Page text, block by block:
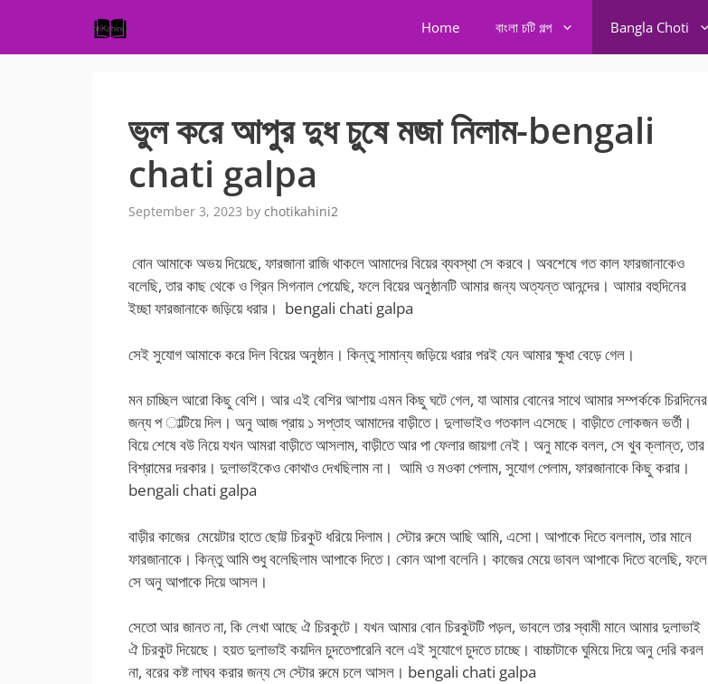
content
Home বাংলা চটি গল্প Bangla Choti
ভুল করে আপুর দুধ চুষে মজা নিলাম-bengali
chati galpa
September 3, 2023 by chotikahini2
বোন আমাকে অভয় দিয়েছে, ফারজানা রাজি থাকলে আমাদের বিয়ের ব্যবস্থা সে করবে। অবশেষে গত কাল ফারজানাকেও
বলেছি, তার কাছ থেকে ও গ্রিন সিগনাল পেয়েছি, ফলে বিয়ের অনুষ্ঠানটি আমার জন্য অত্যন্ত আনন্দের। আমার বহুদিনের
ইচ্ছা ফারজানাকে জড়িয়ে ধরার। bengali chati galpa
সেই সুযোগ আমাকে করে দিল বিয়ের অনুষ্ঠান। কিন্তু সামান্য জড়িয়ে ধরার পরই যেন আমার ক্ষুধা বেড়ে গেল।
মন চাচ্ছিল আরো কিছু বেশি। আর এই বেশির আশায় এমন কিছু ঘটে গেল, যা আমার বোনের সাথে আমার সম্পর্ককে চিরদিনের
জন্য প াল্টিয়ে দিল। অনু আজ প্রায় ১ সপ্তাহ আমাদের বাড়ীতে। দুলাভাইও গতকাল এসেছে। বাড়ীতে লোকজন ভর্তী।
বিয়ে শেষে বউ নিয়ে যখন আমরা বাড়ীতে আসলাম, বাড়ীতে আর পা ফেলার জায়গা নেই। অনু মাকে বলল, সে খুব ক্লান্ত, তার
বিশ্রামের দরকার। দুলাভাইকেও কোথাও দেখছিলাম না। আমি ও মওকা পেলাম, সুযোগ পেলাম, ফারজানাকে কিছু করার।
bengali chati galpa
বাড়ীর কাজের মেয়েটার হাতে ছোট্ট চিরকুট ধরিয়ে দিলাম। স্টোর রুমে আছি আমি, এসো। আপাকে দিতে বললাম, তার মানে
ফারজানাকে। কিন্তু আমি শুধু বলেছিলাম আপাকে দিতে। কোন আপা বলেনি। কাজের মেয়ে ভাবল আপাকে দিতে বলেছি, ফলে
সে অনু আপাকে দিয়ে আসল।
সেতো আর জানত না, কি লেখা আছে ঐ চিরকুটে। যখন আমার বোন চিরকুটটি পড়ল, ভাবলে তার স্বামী মানে আমার দুলাভাই
ঐ চিরকুট দিয়েছে। হয়ত দুলাভাই কয়দিন চুদতেপারেনি বলে এই সুযোগে চুদতে চাচ্ছে। বাচ্চাটাকে ঘুমিয়ে দিয়ে অনু দেরি করল
না, বরের কষ্ট লাঘব করার জন্য সে স্টোর রুমে চলে আসল। bengali chati galpa